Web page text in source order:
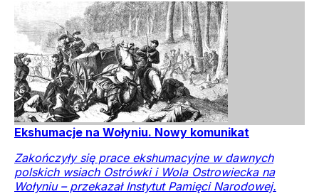
Ekshumacje na Wołyniu. Nowy komunikat
Zakończyły się prace ekshumacyjne w dawnych
polskich wsiach Ostrówki i Wola Ostrowiecka na
Wołyniu – przekazał Instytut Pamięci Narodowej.